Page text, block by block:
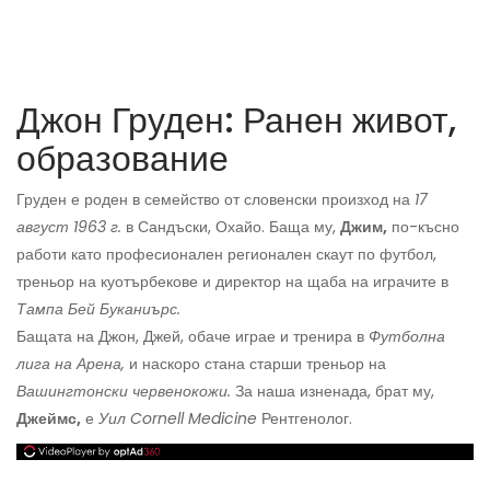
Джон Груден: Ранен живот,
образование
Груден е роден в семейство от словенски произход на 17
август 1963 г. в Сандъски, Охайо. Баща му, Джим, по-късно
работи като професионален регионален скаут по футбол,
треньор на куотърбекове и директор на щаба на играчите в
Тампа Бей Буканиърс.
Бащата на Джон, Джей, обаче играе и тренира в Футболна
лига на Арена, и наскоро стана старши треньор на
Вашингтонски червенокожи. За наша изненада, брат му,
Джеймс, е Уил Cornell Medicine Рентгенолог.